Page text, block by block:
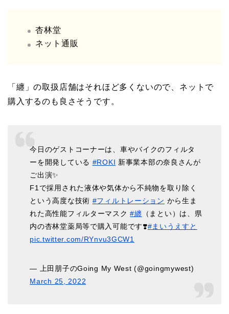
杏林堂
ネット通販
「纏」の取扱店舗はそれほど多くないので、ネットで
購入するのも良さそうです。
今日のゲストコーナーは、車やバイクのフィルタ
ーを開発している #ROKI 新事業本部の奈良さんが
ご出演✨
F1で採用された液体や気体から不純物を取り除く
という高度な技術 #フィルトレーション から生ま
れた高性能フィルターマスク#纏 （まとい）は、県
内の杏林堂薬局等で購入可能です❣️#まいうえすと
pic.twitter.com/RYnvu3GCW1
— 上田朋子のGoing My West (@goingmywest)
March 25, 2022